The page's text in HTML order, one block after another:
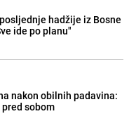
hadžije iz Bosne
ide po planu"
nakon obilnih padavina:
sobom